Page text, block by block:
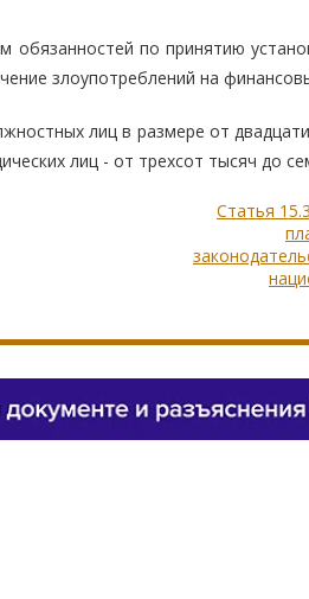
по принятию
злоупотреблений на
лиц в размере от
лиц - от трехсот тысяч до
Статья